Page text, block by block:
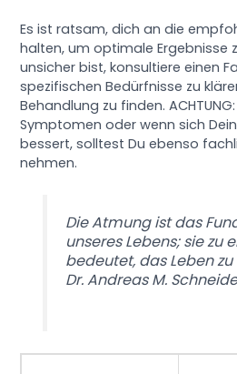
Es ist ratsam, dich an die
halten, um optimale Ergebnisse
unsicher bist, konsultiere einen
spezifischen Bedürfnisse zu
Behandlung zu finden.
Symptomen oder wenn sich
bessert, solltest Du ebenso
nehmen.
Die Atmung ist das
unseres Lebens; sie zu
bedeutet, das Leben
Dr. Andreas M.